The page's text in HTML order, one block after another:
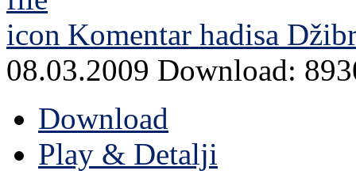
Komentar hadisa
08.03.2009 Download:
Download
Play & Detalji